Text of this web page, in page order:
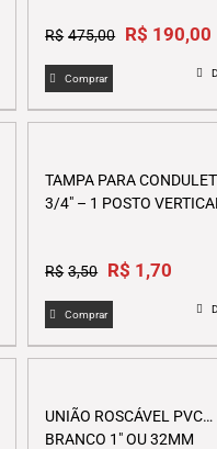
R$ 475,00
Original
R$475,00.
R$ 190,00
Comprar
TAMPA PARA
3/4″ – 1 POSTO VERTICAL
R$ 3,50
Original
was:
R$3,50.
R$ 1,70
Comprar
UNIÃO ROSCÁVEL PVC
BRANCO 1″ OU 32MM